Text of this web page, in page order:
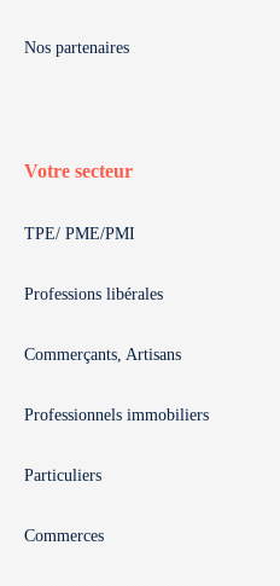
Nos partenaires
Votre secteur
TPE/ PME/PMI
Professions libérales
Commerçants, Artisans
Professionnels immobiliers
Particuliers
Commerces